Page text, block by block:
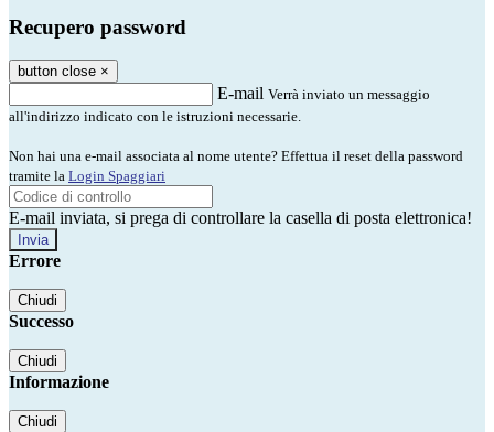
Recupero password
button close ×
E-mail Verrà inviato un messaggio
all'indirizzo indicato con le istruzioni necessarie.
Non hai una e-mail associata al nome utente? Effettua il reset della password
tramite la Login Spaggiari
E-mail inviata, si prega di controllare la casella di posta elettronica!
Errore
Chiudi
Successo
Chiudi
Informazione
Chiudi